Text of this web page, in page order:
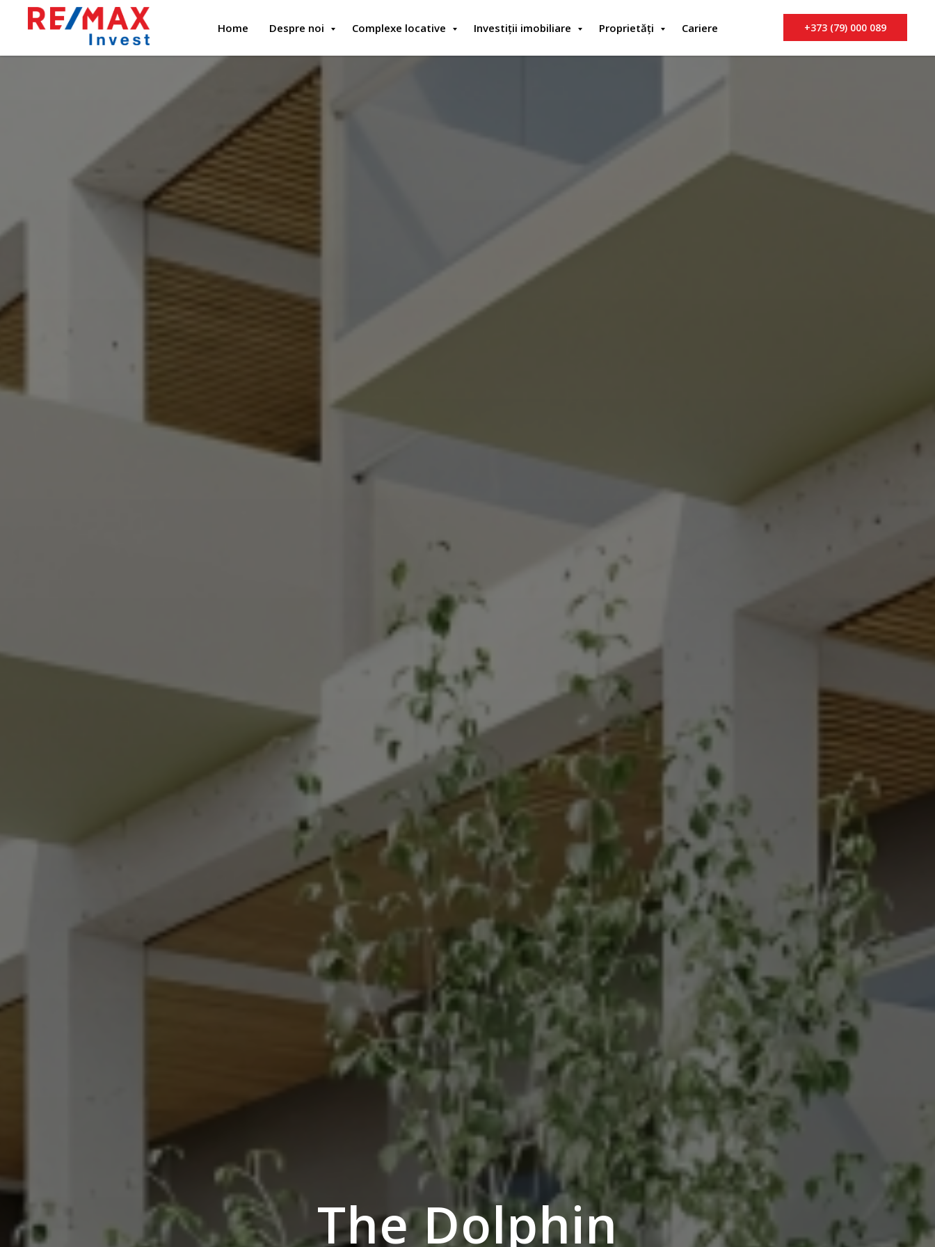
Home Despre noi Complexe locative Investiții imobiliare Proprietăți Cariere +373 (79) 000 089
The Dolphin